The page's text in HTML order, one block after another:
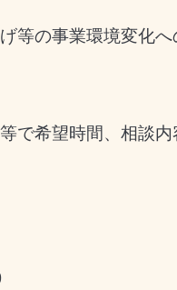
等の事業環境変化へ
で希望時間、相談内